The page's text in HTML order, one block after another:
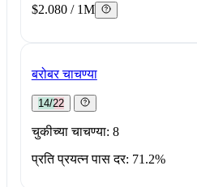
$2.080 / 1M
बरोबर चाचण्या
14/22
चुकीच्या चाचण्या: 8
प्रति प्रयत्न पास दर: 71.2%